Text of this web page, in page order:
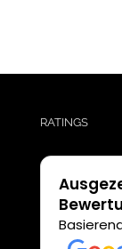
RATINGS